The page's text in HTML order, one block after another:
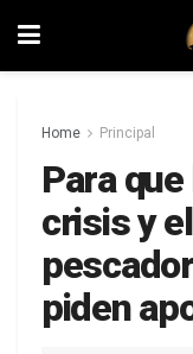
Home Principal
Para
crisis y
piden